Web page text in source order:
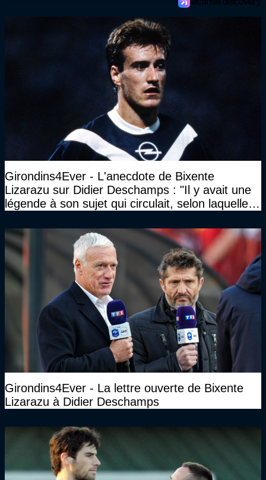
Girondins4Ever - L'anecdote de Bixente
Lizarazu sur Didier Deschamps : "Il y avait une
légende à son sujet qui circulait, selon laquelle il
Girondins4Ever - La lettre ouverte de Bixente
Lizarazu à Didier Deschamps